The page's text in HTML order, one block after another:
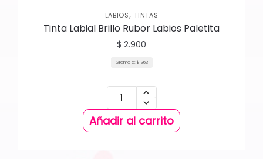
LABIOS,TINTAS
Tinta Labial Brillo Rubor Labios Paletita
$ 2.900
Gramo a: $ 363
Añadir al carrito